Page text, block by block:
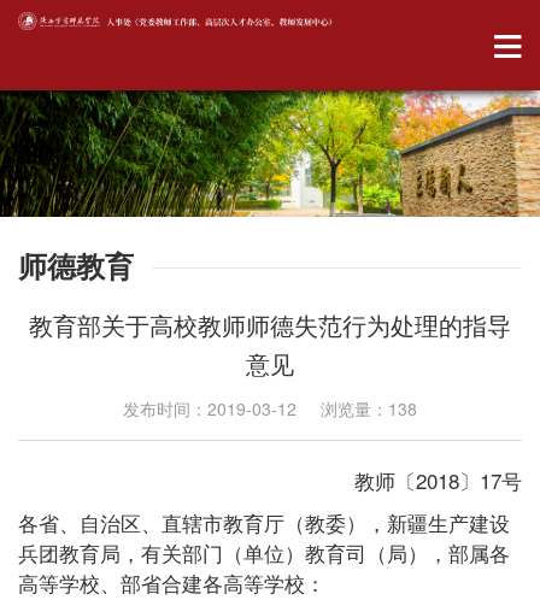
师德教育
教育部关于高校教师师德失范行为处理的指导
意见
发布时间：2019-03-12 浏览量： 138
教师〔2018〕17号
各省、自治区、直辖市教育厅（教委），新疆生产建设
兵团教育局，有关部门（单位）教育司（局），部属各
高等学校、部省合建各高等学校：